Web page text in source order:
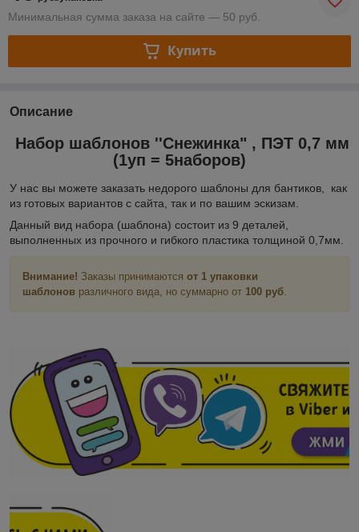
Минимальная сумма заказа на сайте — 50 руб.
Купить
Описание
Набор шаблонов ''Снежинка" , ПЭТ 0,7 мм
(1уп = 5наборов)
У нас вы можете заказать недорого шаблоны для бантиков, как
из готовых вариантов с сайта, так и по вашим эскизам.
Данный вид набора (шаблона) состоит из 9 деталей,
выполненных из прочного и гибкого пластика толщиной 0,7мм.
Внимание! Заказы принимаются от 1 упаковки
шаблонов различного вида, но суммарно от 100 руб.